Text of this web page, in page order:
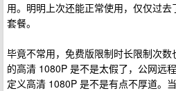
用。明明上次还能正常使用，仅仅过
套餐。
毕竟不常用，免费版限制时长限制次
的高清 1080P 是不是太假了，公网远
定义高清 1080P 是不是有点不厚道。